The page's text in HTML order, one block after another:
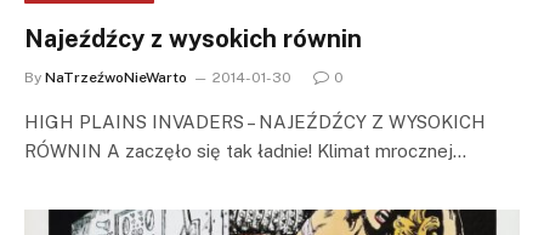
Najeźdźcy z wysokich równin
By NaTrzeźwoNieWarto 2014-01-30 0
HIGH PLAINS INVADERS – NAJEŹDŹCY Z WYSOKICH
RÓWNIN A zaczęło się tak ładnie! Klimat mrocznej…